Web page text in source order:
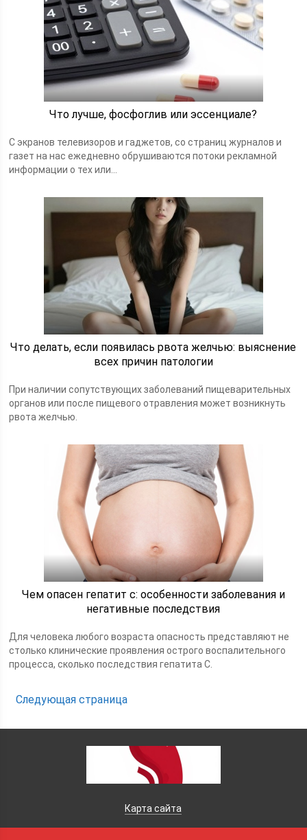
Что лучше, фосфоглив или эссенциале?
С экранов телевизоров и гаджетов, со страниц журналов и
газет на нас ежедневно обрушиваются потоки рекламной
информации о тех или...
Что делать, если появилась рвота желчью: выяснение
всех причин патологии
При наличии сопутствующих заболеваний пищеварительных
органов или после пищевого отравления может возникнуть
рвота желчью.
Чем опасен гепатит c: особенности заболевания и
негативные последствия
Для человека любого возраста опасность представляют не
столько клинические проявления острого воспалительного
процесса, сколько последствия гепатита С.
Следующая страница
Карта сайта